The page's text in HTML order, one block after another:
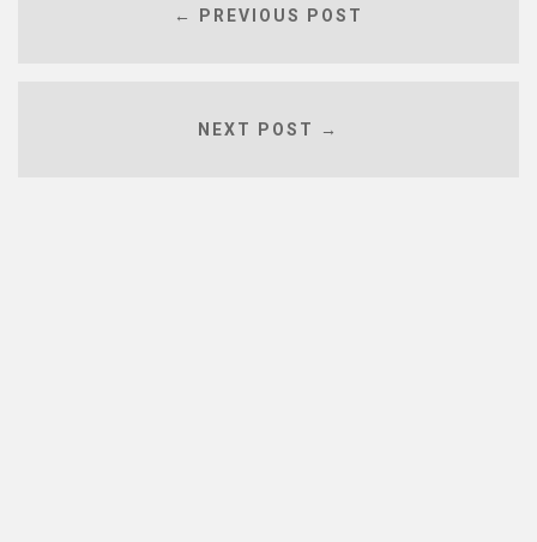
← PREVIOUS POST
NEXT POST →